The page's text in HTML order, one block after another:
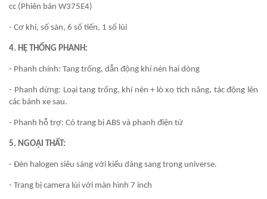
cc (Phiên bản W375E4)
- Cơ khí, số sàn, 6 số tiến, 1 số lùi
4. HỆ THỐNG PHANH:
- Phanh chính: Tang trống, dẫn động khí nén hai dòng
- Phanh dừng: Loại tang trống, khí nén + lò xo tích năng, tác động lên
các bánh xe sau.
- Phanh hỗ trợ: Có trang bị ABS và phanh điện từ
5. NGOẠI THẤT:
- Đèn halogen siêu sáng với kiểu dáng sang trọng universe.
- Trang bị camera lùi với màn hình 7 inch